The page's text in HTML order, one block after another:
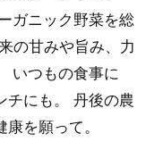
ガニック野菜を総
の甘みや旨み、力
いつもの食事に
にも。
丹後の農
を願って。